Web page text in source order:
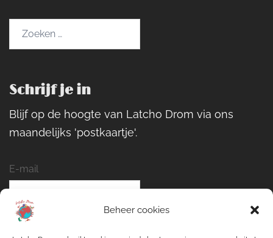
Beheer cookies
Schrijf je in
Blijf op de hoogte van Latcho Drom via ons
maandelijks 'postkaartje'.
E-mail
Naam